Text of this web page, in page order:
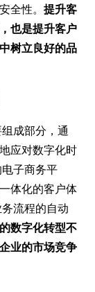
全性。提升客
也是提升客户
树立良好的品
成部分，通
应对数字化时
子商务平
体化的客户体
流程的自动
数字化转型不
业的市场竞争